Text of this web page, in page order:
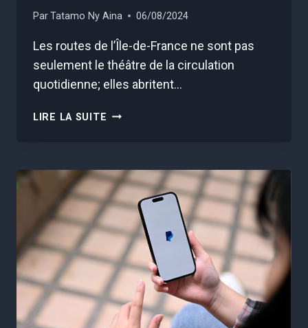
ParTatamo Ny Aina 06/08/2024
Les routes de l’Île-de-France ne sont pas
seulement le théâtre de la circulation
quotidienne; elles abritent…
LIRE LA SUITE LA
UNE
NOUVELLE
ARNAQUE
QUI
FAIT
DES
RAVAGES
SUR
LES
ROUTES